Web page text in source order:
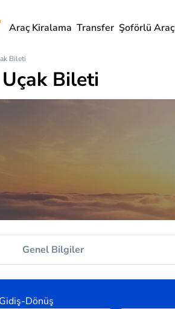
Araç Kiralama Transfer Şoförlü Araç
Bileti
Bileti
Genel Bilgiler
Gidiş-Dönüş